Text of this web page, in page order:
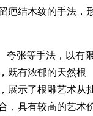
疤结木纹的手法，
夸张等手法，以有
既有浓郁的天然根
展示了根雕艺术从
，具有较高的艺术